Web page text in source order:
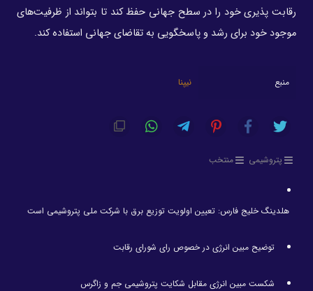
رقابت پذیری خود را در سطح جهانی حفظ کند تا بتواند از ظرفیت‌های
موجود خود برای رشد و پاسخگویی به تقاضای جهانی استفاده کند.
منبع نیپنا
پتروشیمی منتخب
هلدینگ خلیج فارس: تعیین اولویت توزیع برق با شرکت ملی پتروشیمی است
توضیح مبین انرژی در خصوص رای شورای رقابت
شکست مبین انرژی مقابل شکایت پتروشیمی جم و زاگرس